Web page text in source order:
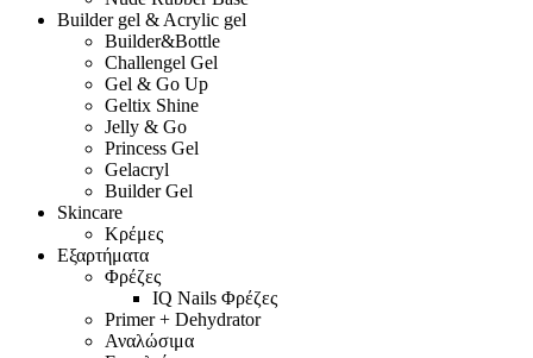
Builder gel & Acrylic gel
Builder&Bottle
Challengel Gel
Gel & Go Up
Geltix Shine
Jelly & Go
Princess Gel
Gelacryl
Builder Gel
Skincare
Κρέμες
Εξαρτήματα
Φρέζες
IQ Nails Φρέζες
Primer + Dehydrator
Αναλώσιμα